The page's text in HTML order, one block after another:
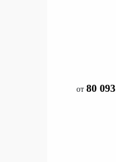
от 80 093
со склада
80 093